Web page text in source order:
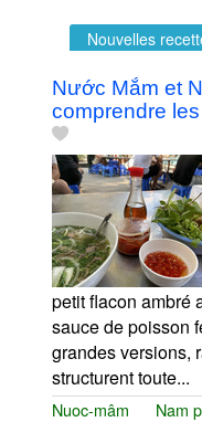
Nouvelles
Nước Mắm et
comprendre
petit flacon ambré
sauce de poisson
grandes versions,
structurent toute...
Nuoc-mâm Nam